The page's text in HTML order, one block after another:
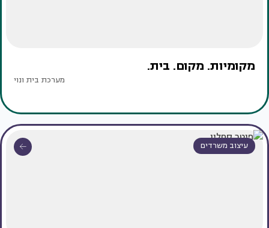
מקומיות. מקום. בית.
מערכת בית ונוי
עיצוב משרדים